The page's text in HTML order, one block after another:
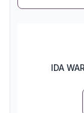
IDA